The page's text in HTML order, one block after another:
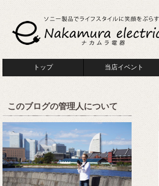
トップ 当店イベント
このブログの管理人について